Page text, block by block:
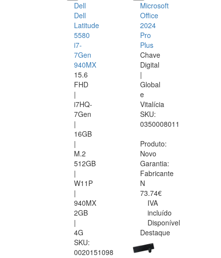
Dell
Dell
Latitude
5580
i7-
7Gen
940MX
15.6
FHD
|
i7HQ-
7Gen
|
16GB
|
M.2
512GB
|
W11P
|
940MX
2GB
|
4G
SKU:
0020151098
Microsoft
Office
2024
Pro
Plus
Chave
Digital
|
Global
e
Vitalícia
SKU:
0350008011
Produto:
Novo
Garantia:
Fabricante
N
73.74€
IVA
incluído
Disponível
Destaque